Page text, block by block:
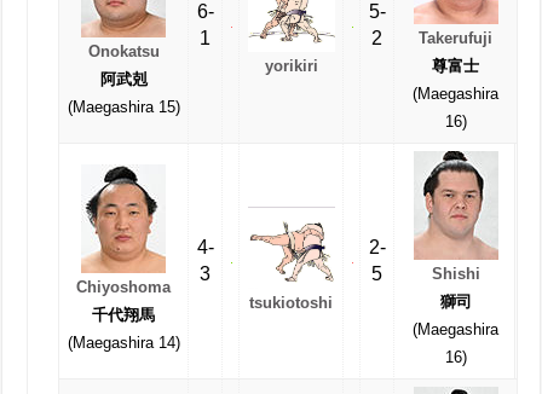
Onokatsu
阿武剋
(Maegashira 15)
6-
1
yorikiri
5-
2
Takerufuji
尊富士
(Maegashira
16)
Chiyoshoma
千代翔馬
(Maegashira 14)
4-
3
tsukiotoshi
2-
5
Shishi
獅司
(Maegashira
16)